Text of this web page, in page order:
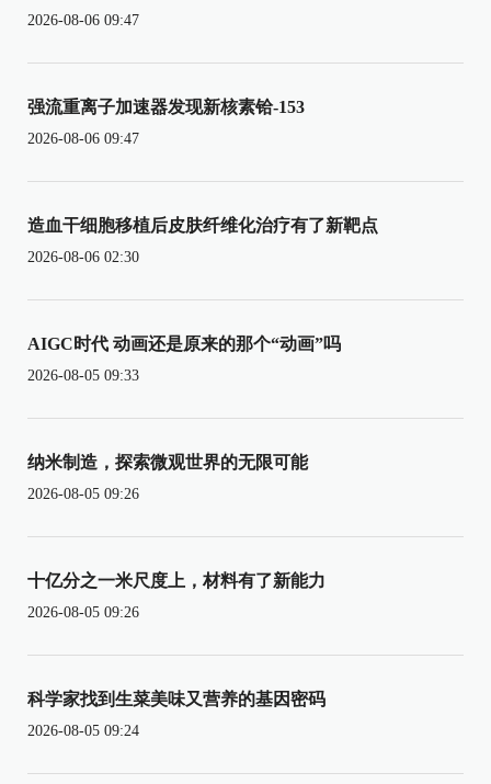
2026-08-06 09:47
强流重离子加速器发现新核素铪-153
2026-08-06 09:47
造血干细胞移植后皮肤纤维化治疗有了新靶点
2026-08-06 02:30
AIGC时代 动画还是原来的那个“动画”吗
2026-08-05 09:33
纳米制造，探索微观世界的无限可能
2026-08-05 09:26
十亿分之一米尺度上，材料有了新能力
2026-08-05 09:26
科学家找到生菜美味又营养的基因密码
2026-08-05 09:24